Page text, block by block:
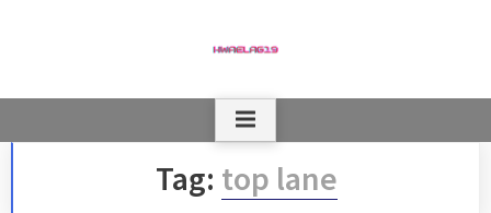
Tag: top lane